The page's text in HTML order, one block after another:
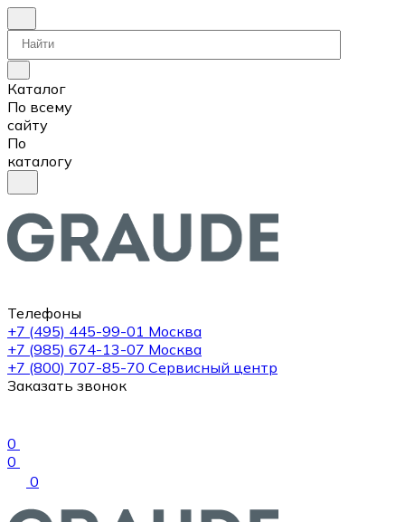
Каталог
По всему
сайту
По
каталогу
Телефоны
+7 (495) 445-99-01 Москва
+7 (985) 674-13-07 Москва
+7 (800) 707-85-70 Сервисный центр
Заказать звонок
0
0
0